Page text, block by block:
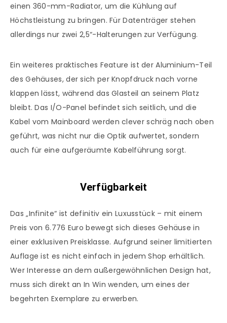
einen 360-mm-Radiator, um die Kühlung auf
Höchstleistung zu bringen. Für Datenträger stehen
allerdings nur zwei 2,5“-Halterungen zur Verfügung.
Ein weiteres praktisches Feature ist der Aluminium-Teil
des Gehäuses, der sich per Knopfdruck nach vorne
klappen lässt, während das Glasteil an seinem Platz
bleibt. Das I/O-Panel befindet sich seitlich, und die
Kabel vom Mainboard werden clever schräg nach oben
geführt, was nicht nur die Optik aufwertet, sondern
auch für eine aufgeräumte Kabelführung sorgt.
Verfügbarkeit
Das „Infinite“ ist definitiv ein Luxusstück – mit einem
Preis von 6.776 Euro bewegt sich dieses Gehäuse in
einer exklusiven Preisklasse. Aufgrund seiner limitierten
Auflage ist es nicht einfach in jedem Shop erhältlich.
Wer Interesse an dem außergewöhnlichen Design hat,
muss sich direkt an In Win wenden, um eines der
begehrten Exemplare zu erwerben.